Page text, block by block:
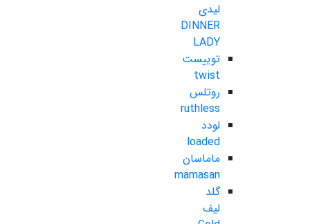
لیدی
DINNER
LADY
توییست
twist
روتلس
ruthless
لودد
loaded
ماماسان
mamasan
گلد
لیف